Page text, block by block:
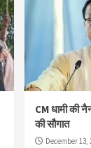
CM धामी की
की सौगात
December 13,